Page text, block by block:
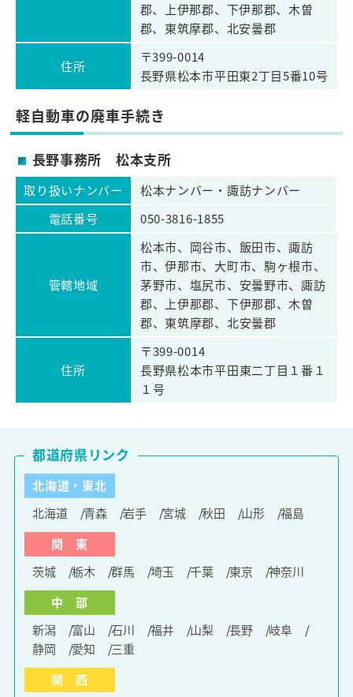
郡、上伊那郡、下伊那郡、木曽
郡、東筑摩郡、北安曇郡
住所
〒399-0014
長野県松本市平田東2丁目5番10号
軽自動車の廃車手続き
長野事務所 松本支所
取り扱いナンバー
松本ナンバー・諏訪ナンバー
電話番号
050-3816-1855
管轄地域
松本市、岡谷市、飯田市、諏訪
市、伊那市、大町市、駒ヶ根市、
茅野市、塩尻市、安曇野市、諏訪
郡、上伊那郡、下伊那郡、木曽
郡、東筑摩郡、北安曇郡
住所
〒399-0014
長野県松本市平田東二丁目１番１
１号
北海道・東北
北海道
青森 岩手 宮城 秋田 山形
福島
関 東
茨城
栃木 群馬 埼玉 千葉 東京
神奈川
中 部
新潟
富山 石川 福井 山梨 長野
岐阜
静岡
愛知
三重
関 西
都道府県リンク